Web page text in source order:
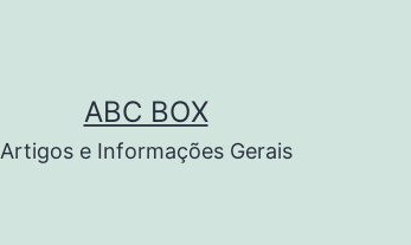
ABC BOX
Artigos e Informações Gerais